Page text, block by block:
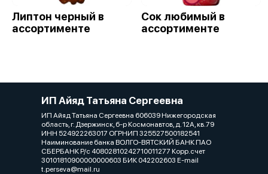
Липтон черный в
ассортименте
Сок любимый в
ассортименте
ИП Айяд Татьяна Сергеевна
ИП Айяд Татьяна Сергеевна 606039 Нижегородская
область, г. Дзержинск, б-р Космонавтов, д. 12А, кв.79
ИНН 524922263017 ОГРНИП 325527500182541
Наиминование банка ВОЛГО-ВЯТСКИЙ БАНК ПАО
СБЕРБАНК Р/с 40802810242710011277 Корр.счет
30101810900000000603 БИК 042202603 E-mail
t.perseva@mail.ru